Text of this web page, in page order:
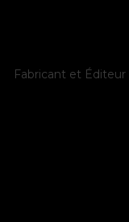
Fabricant et Éditeur